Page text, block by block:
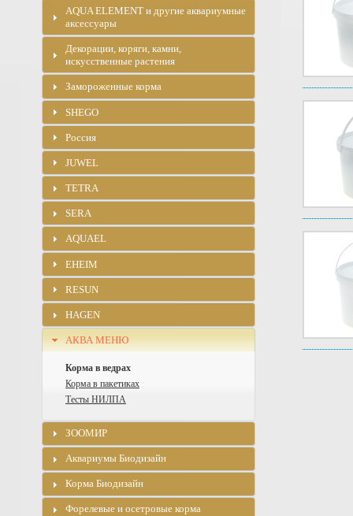
AQUA ELEMENT и другие аквариумные
аксессуары
Декорации, коряги, камни,
искусственные растения
Замороженные корма
SHEGO
Россия
JUWEL
TETRA
SERA
AQUAEL
EHEIM
RESUN
HAGEN
АКВА МЕНЮ
Корма в ведрах
Корма в пакетиках
Тесты НИЛПА
ЗООМИР
Аквариумы Биодизайн
Корма Биодизайн
Форелевые и осетровые корма